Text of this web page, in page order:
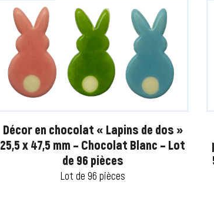
Décor en chocolat « Lapins de dos »
25,5 x 47,5 mm – Chocolat Blanc – Lot
de 96 pièces
Lot de 96 pièces